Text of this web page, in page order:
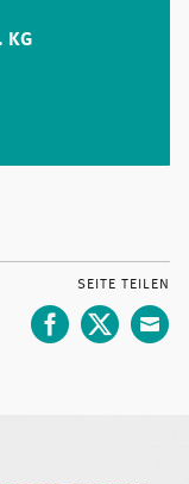
KG
SEITE TEILEN